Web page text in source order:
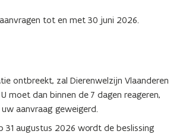
tot en met 30 juni 2026.
ontbreekt, zal Dierenwelzijn Vlaanderen
moet dan binnen de 7 dagen reageren,
aanvraag geweigerd.
31 augustus 2026 wordt de beslissing